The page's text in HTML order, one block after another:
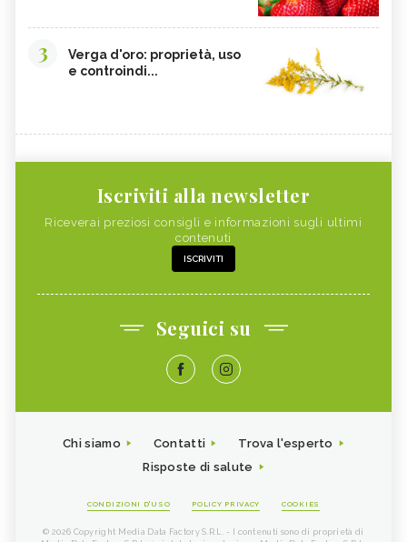
3
Verga d'oro: proprietà, uso
e controindi...
Iscriviti alla newsletter
Riceverai preziosi consigli e informazioni sugli ultimi
contenuti
ISCRIVITI
Seguici su
Chi siamo Contatti
Trova l'esperto
Risposte di salute
CONDIZIONI D'USO POLICY PRIVACY COOKIES
© 2026 Copyright Media Data Factory S.R.L. - I contenuti sono di proprietà di